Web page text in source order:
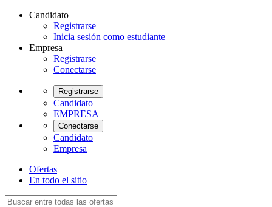
Candidato
Registrarse
Inicia sesión como estudiante
Empresa
Registrarse
Conectarse
Registrarse
Candidato
EMPRESA
Conectarse
Candidato
Empresa
Ofertas
En todo el sitio